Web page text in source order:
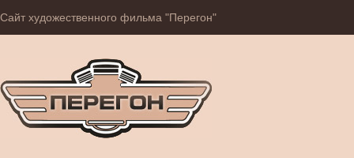
Сайт художественного фильма "Перегон"